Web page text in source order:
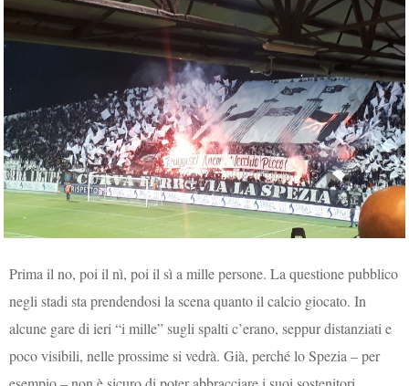
Prima il no, poi il nì, poi il sì a mille persone. La questione pubblico
negli stadi sta prendendosi la scena quanto il calcio giocato. In
alcune gare di ieri “i mille” sugli spalti c’erano, seppur distanziati e
poco visibili, nelle prossime si vedrà. Già, perché lo Spezia – per